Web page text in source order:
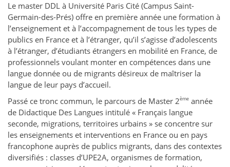
Le master DDL à Université Paris Cité (Campus Saint-
Germain-des-Prés) offre en première année une formation à
l’enseignement et à l’accompagnement de tous les types de
publics en France et à l’étranger, qu’il s’agisse d’adolescents
à l’étranger, d’étudiants étrangers en mobilité en France, de
professionnels voulant monter en compétences dans une
langue donnée ou de migrants désireux de maîtriser la
langue de leur pays d’accueil.
Passé ce tronc commun, le parcours de Master 2ème année
de Didactique Des Langues intitulé « Français langue
seconde, migrations, territoires urbains » se concentre sur
les enseignements et interventions en France ou en pays
francophone auprès de publics migrants, dans des contextes
diversifiés : classes d’UPE2A, organismes de formation,